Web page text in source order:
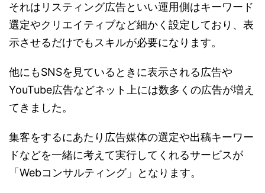
それはリスティング広告といい運用側はキーワード
選定やクリエイティブなど細かく設定しており、表
示させるだけでもスキルが必要になります。
他にもSNSを見ているときに表示される広告や
YouTube広告などネット上には数多くの広告が増え
てきました。
集客をするにあたり広告媒体の選定や出稿キーワー
ドなどを一緒に考えて実行してくれるサービスが
「Webコンサルティング」となります。